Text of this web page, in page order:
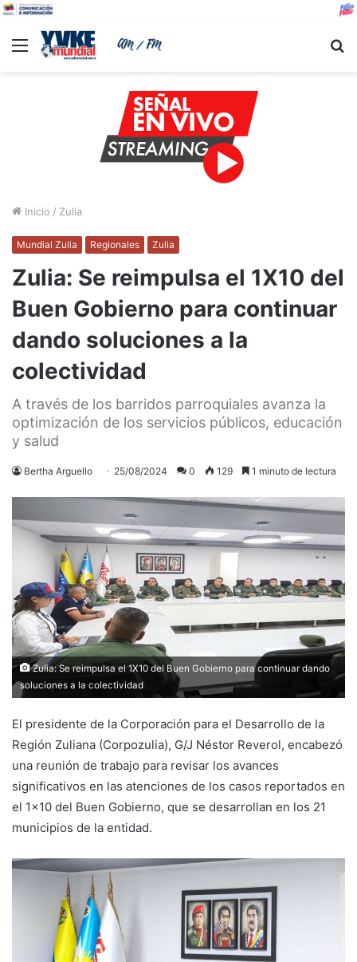
Menu
Inicio / Zulia
Mundial Zulia Regionales Zulia
Zulia: Se reimpulsa el 1X10 del
Buen Gobierno para continuar
dando soluciones a la
colectividad
A través de los barridos parroquiales avanza la
optimización de los servicios públicos, educación
y salud
Bertha Arguello 25/08/2024 0 129 1 minuto de lectura
Zulia: Se reimpulsa el 1X10 del Buen Gobierno para continuar dando
soluciones a la colectividad
El presidente de la Corporación para el Desarrollo de la
Región Zuliana (Corpozulia), G/J Néstor Reverol, encabezó
una reunión de trabajo para revisar los avances
significativos en las atenciones de los casos reportados en
el 1×10 del Buen Gobierno, que se desarrollan en los 21
municipios de la entidad.